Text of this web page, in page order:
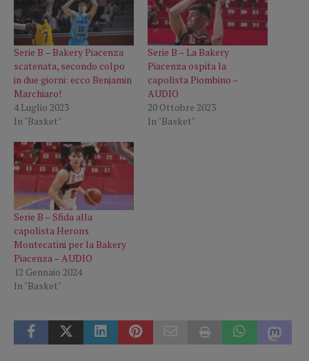
Serie B – Bakery Piacenza
scatenata, secondo colpo
in due giorni: ecco Benjamin
Marchiaro!
4 Luglio 2023
In "Basket"
Serie B – La Bakery
Piacenza ospita la
capolista Piombino –
AUDIO
20 Ottobre 2023
In "Basket"
Serie B – Sfida alla
capolista Herons
Montecatini per la Bakery
Piacenza – AUDIO
12 Gennaio 2024
In "Basket"